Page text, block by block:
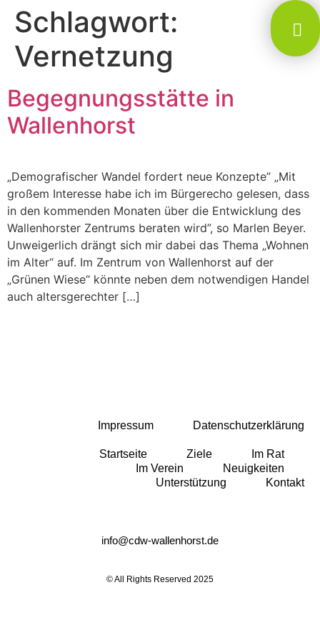
Schlagwort:
Vernetzung
Begegnungsstätte in
Wallenhorst
„Demografischer Wandel fordert neue Konzepte” „Mit
großem Interesse habe ich im Bürgerecho gelesen, dass
in den kommenden Monaten über die Entwicklung des
Wallenhorster Zentrums beraten wird”, so Marlen Beyer.
Unweigerlich drängt sich mir dabei das Thema „Wohnen
im Alter“ auf. Im Zentrum von Wallenhorst auf der
„Grünen Wiese“ könnte neben dem notwendigen Handel
auch altersgerechter […]
Impressum Datenschutzerklärung
Startseite Ziele
Im Rat
Im Verein
Neuigkeiten
Unterstützung
Kontakt
info@cdw-wallenhorst.de
© All Rights Reserved 2025